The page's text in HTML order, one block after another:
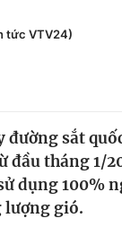
tức VTV24)
sắt
đầu tháng 1/
dụng 100%
lượng gió.